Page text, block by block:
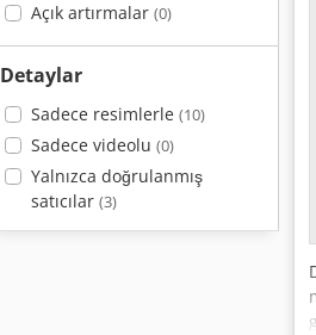
Açık artırmalar (0)
Detaylar
Sadece resimlerle (10)
Sadece videolu (0)
Yalnızca doğrulanmış
satıcılar (3)